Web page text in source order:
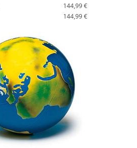
144,99 €
144,99 €